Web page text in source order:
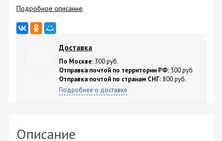
Подробное описание
Доставка
По Москве: 300 руб.
Отправка почтой по территории РФ: 300 руб
Отправка почтой по странам СНГ: 800 руб.
Подробнее о доставке
Описание